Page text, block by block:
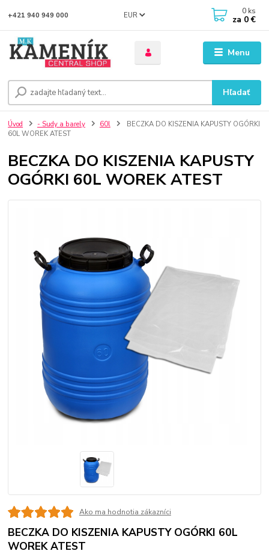
Menu
EUR
Hľadať
+421 940 949 000 0 ks
za 0 €
Úvod - Sudy a barely 60l
BECZKA DO KISZENIA KAPUSTY OGÓRKI
60L WOREK ATEST
BECZKA DO KISZENIA KAPUSTY
OGÓRKI 60L WOREK ATEST
Ako ma hodnotia zákazníci
BECZKA DO KISZENIA KAPUSTY OGÓRKI 60L
WOREK ATEST